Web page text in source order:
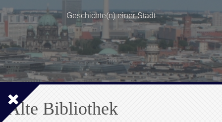
Geschichte(n) einer Stadt
Alte Bibliothek